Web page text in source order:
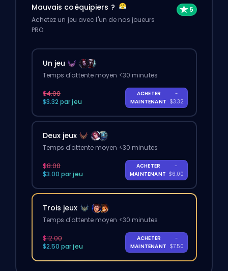
Mauvais coéquipiers ?
Achetez un jeu avec l'un de nos joueurs
PRO.
Un jeu
Temps d'attente moyen <30 minutes
$4.00
$3.32 par jeu
ACHETER
MAINTENANT
-
$3.32
Deux jeux
Temps d'attente moyen <30 minutes
$8.00
$3.00 par jeu
ACHETER
MAINTENANT
-
$6.00
Trois jeux
Temps d'attente moyen <30 minutes
$12.00
$2.50 par jeu
ACHETER
MAINTENANT
-
$7.50